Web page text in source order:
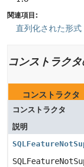
関連項目:
直列化された形式
コンストラク
コンストラクタ
コンストラクタ
説明